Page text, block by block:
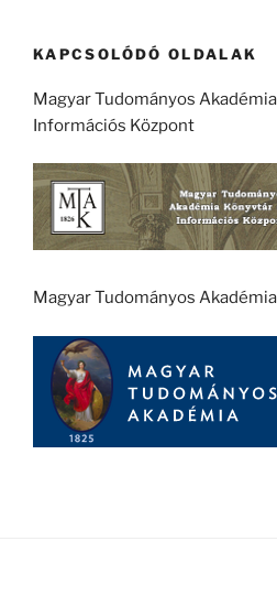
KAPCSOLÓDÓ OLDALAK
Magyar Tudományos
Információs Központ
Magyar Tudományos Akadémia